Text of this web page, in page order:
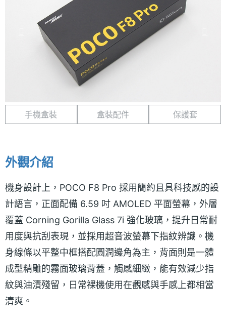
手機盒裝 盒裝配件 保護套
外觀介紹
機身設計上，POCO F8 Pro 採用簡約且具科技感的設
計語言，正面配備 6.59 吋 AMOLED 平面螢幕，外層
覆蓋 Corning Gorilla Glass 7i 強化玻璃，提升日常耐
用度與抗刮表現，並採用超音波螢幕下指紋辨識。機
身線條以平整中框搭配圓潤邊角為主，背面則是一體
成型精雕的霧面玻璃背蓋，觸感細緻，能有效減少指
紋與油漬殘留，日常裸機使用在觀感與手感上都相當
清爽。